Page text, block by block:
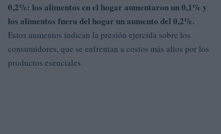
0,2%: los alimentos en el hogar aumentaron un0,1% y
los alimentos fuera del hogar un aumento del 0,2%.
Estos aumentos indican la presión ejercida sobre los
consumidores, que se enfrentan a costos más altos por los
productos esenciales